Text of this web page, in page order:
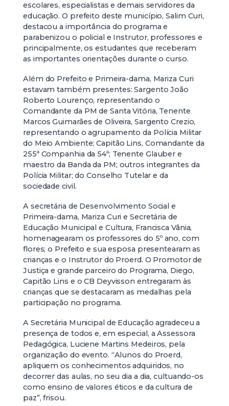
escolares, especialistas e demais servidores da
educação. O prefeito deste município, Salim Curi,
destacou a importância do programa e
parabenizou o policial e Instrutor, professores e
principalmente, os estudantes que receberam
as importantes orientações durante o curso.
Além do Prefeito e Primeira-dama, Mariza Curi
estavam também presentes: Sargento João
Roberto Lourenço, representando o
Comandante da PM de Santa Vitória, Tenente
Marcos Guimarães de Oliveira, Sargento Crezio,
representando o agrupamento da Polícia Militar
do Meio Ambiente; Capitão Lins, Comandante da
255ª Companhia da 54ª; Tenente Glauber e
maestro da Banda da PM; outros integrantes da
Polícia Militar; do Conselho Tutelar e da
sociedade civil.
A secretária de Desenvolvimento Social e
Primeira-dama, Mariza Curi e Secretária de
Educação Municipal e Cultura, Francisca Vânia,
homenagearam os professores do 5º ano, com
flores; o Prefeito e sua esposa presentearam as
crianças e o Instrutor do Proerd. O Promotor de
Justiça e grande parceiro do Programa, Diego,
Capitão Lins e o CB Deyvisson entregaram às
crianças que se destacaram as medalhas pela
participação no programa.
A Secretária Municipal de Educação agradeceu a
presença de todos e, em especial, a Assessora
Pedagógica, Luciene Martins Medeiros, pela
organização do evento. “Alunos do Proerd,
apliquem os conhecimentos adquiridos, no
decorrer das aulas, no seu dia a dia, cultuando-os
como ensino de valores éticos e da cultura de
paz”, frisou.